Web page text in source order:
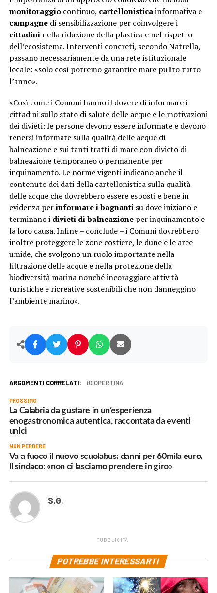
monitoraggiocontinuo, cartellonisticainformativa e
campagnedi sensibilizzazione per coinvolgere i
cittadininella riduzione della plastica e nel rispetto
dell’ecosistema. Interventi concreti, secondo Natrella,
passano necessariamente da una rete istituzionale
locale: «solo così potremo garantire mare pulito tutto
l’anno».
«Così come i Comuni hanno il dovere di informare i
cittadini sullo stato di salute delle acque e le motivazioni
dei divieti: le persone devono essere informate e devono
tenersi informate sulla qualità delle acque di
balneazione e sui tanti tratti di mare con divieto di
balneazione temporaneo o permanente per
inquinamento. Le norme vigenti indicano anche il
contenuto dei dati della cartellonistica sulla qualità
delle acque che dovrebbero essere esposti e bene in
evidenza perinformare i bagnantisu dove iniziano e
terminano i divieti di balneazioneper inquinamento e
la loro causa. Infine – conclude – i Comuni dovrebbero
inoltre proteggere le zone costiere, le dune e le aree
umide, che svolgono un ruolo importante nella
filtrazione delle acque e nella protezione della
biodiversità marina nonché incoraggiare attività
turistiche e ricreative sostenibili che non danneggino
l’ambiente marino».
ARGOMENTI CORRELATI: COPERTINA
PROSSIMO
La Calabria da gustare in un’esperienza
enogastronomica autentica, raccontata da eventi
unici
NON PERDERE
Va a fuoco il nuovo scuolabus: danni per 60mila euro.
Il sindaco: «non ci lasciamo prendere in giro»
S.G.
PUBBLICITÀ
POTREBBE INTERESSARTI